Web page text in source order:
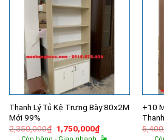
Thanh Lý Tủ Kệ Trưng Bày 80x2M
Mới 99%
2,350,000₫ Giá
gốc
1,750,000₫Giá
hiện
+10